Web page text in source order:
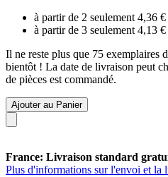
à partir de 2 seulement 4,36 €
à partir de 3 seulement 4,13 €
Il ne reste plus que 75 exemplaires
bientôt ! La date de livraison peut
de pièces est commandé.
Ajouter au Panier
France: Livraison standard
Plus d'informations sur l'envoi et la